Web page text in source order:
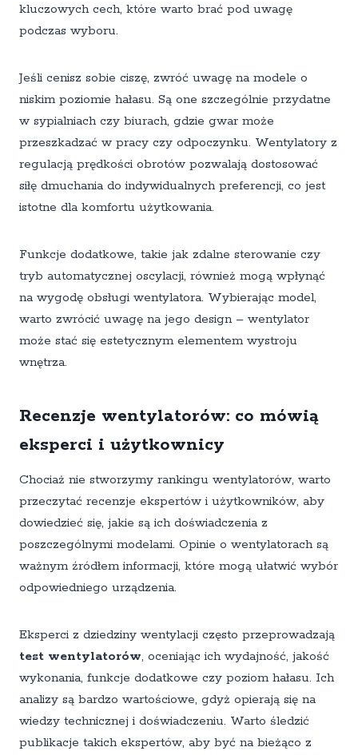
kluczowych cech, które warto brać pod uwagę
podczas wyboru.
Jeśli cenisz sobie ciszę, zwróć uwagę na modele o
niskim poziomie hałasu. Są one szczególnie przydatne
w sypialniach czy biurach, gdzie gwar może
przeszkadzać w pracy czy odpoczynku. Wentylatory z
regulacją prędkości obrotów pozwalają dostosować
siłę dmuchania do indywidualnych preferencji, co jest
istotne dla komfortu użytkowania.
Funkcje dodatkowe, takie jak zdalne sterowanie czy
tryb automatycznej oscylacji, również mogą wpłynąć
na wygodę obsługi wentylatora. Wybierając model,
warto zwrócić uwagę na jego design – wentylator
może stać się estetycznym elementem wystroju
wnętrza.
Recenzje wentylatorów: co mówią
eksperci i użytkownicy
Chociaż nie stworzymy rankingu wentylatorów, warto
przeczytać recenzje ekspertów i użytkowników, aby
dowiedzieć się, jakie są ich doświadczenia z
poszczególnymi modelami. Opinie o wentylatorach są
ważnym źródłem informacji, które mogą ułatwić wybór
odpowiedniego urządzenia.
Eksperci z dziedziny wentylacji często przeprowadzają
test wentylatorów, oceniając ich wydajność, jakość
wykonania, funkcje dodatkowe czy poziom hałasu. Ich
analizy są bardzo wartościowe, gdyż opierają się na
wiedzy technicznej i doświadczeniu. Warto śledzić
publikacje takich ekspertów, aby być na bieżąco z